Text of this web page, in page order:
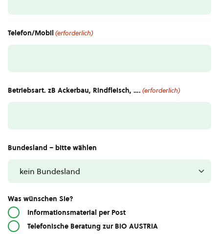
Telefon/Mobil (erforderlich)
Betriebsart. zB Ackerbau, Rindfleisch, …. (erforderlich)
Bundesland – bitte wählen
Was wünschen Sie?
Informationsmaterial per Post
Telefonische Beratung zur BIO AUSTRIA